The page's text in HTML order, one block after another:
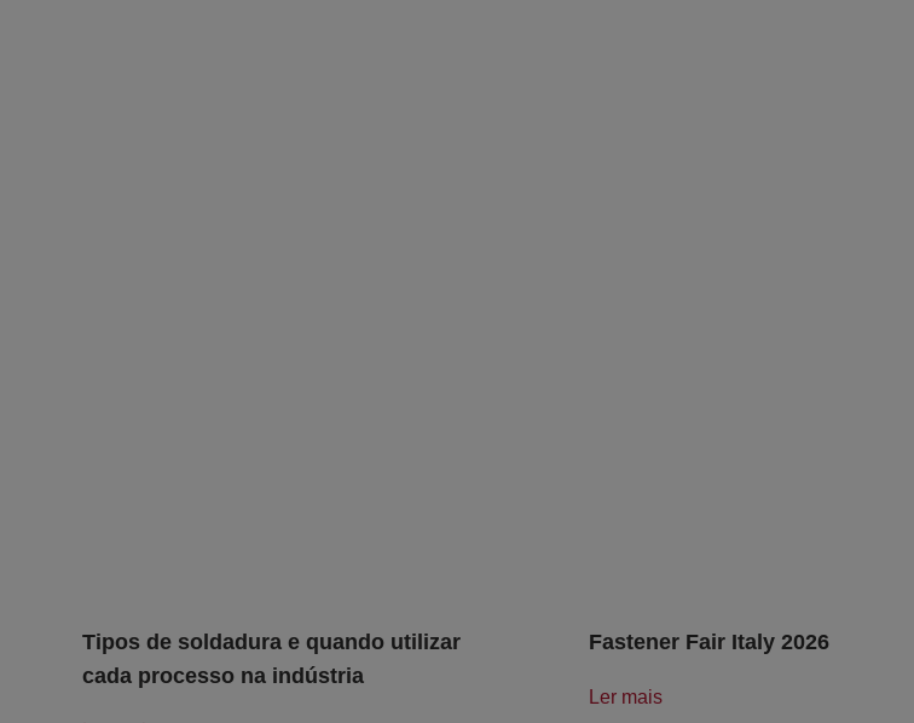
Tipos de soldadura e quando utilizar
cada processo na indústria
Fastener Fair Italy 2026
Ler mais